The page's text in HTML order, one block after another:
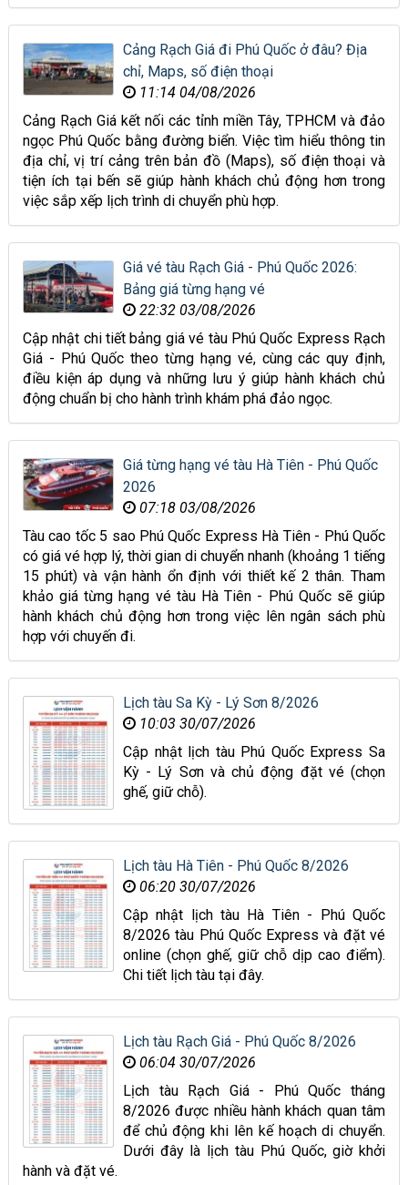
Cảng Rạch Giá đi Phú Quốc ở đâu? Địa
chỉ, Maps, số điện thoại
11:14 04/08/2026
Cảng Rạch Giá kết nối các tỉnh miền Tây, TPHCM và đảo
ngọc Phú Quốc bằng đường biển. Việc tìm hiểu thông tin
địa chỉ, vị trí cảng trên bản đồ (Maps), số điện thoại và
tiện ích tại bến sẽ giúp hành khách chủ động hơn trong
việc sắp xếp lịch trình di chuyển phù hợp.
Giá vé tàu Rạch Giá - Phú Quốc 2026:
Bảng giá từng hạng vé
22:32 03/08/2026
Cập nhật chi tiết bảng giá vé tàu Phú Quốc Express Rạch
Giá - Phú Quốc theo từng hạng vé, cùng các quy định,
điều kiện áp dụng và những lưu ý giúp hành khách chủ
động chuẩn bị cho hành trình khám phá đảo ngọc.
Giá từng hạng vé tàu Hà Tiên - Phú Quốc
2026
07:18 03/08/2026
Tàu cao tốc 5 sao Phú Quốc Express Hà Tiên - Phú Quốc
có giá vé hợp lý, thời gian di chuyển nhanh (khoảng 1 tiếng
15 phút) và vận hành ổn định với thiết kế 2 thân. Tham
khảo giá từng hạng vé tàu Hà Tiên - Phú Quốc sẽ giúp
hành khách chủ động hơn trong việc lên ngân sách phù
hợp với chuyến đi.
Lịch tàu Sa Kỳ - Lý Sơn 8/2026
10:03 30/07/2026
Cập nhật lịch tàu Phú Quốc Express Sa
Kỳ - Lý Sơn và chủ động đặt vé (chọn
ghế, giữ chỗ).
Lịch tàu Hà Tiên - Phú Quốc 8/2026
06:20 30/07/2026
Cập nhật lịch tàu Hà Tiên - Phú Quốc
8/2026 tàu Phú Quốc Express và đặt vé
online (chọn ghế, giữ chỗ dịp cao điểm).
Chi tiết lịch tàu tại đây.
Lịch tàu Rạch Giá - Phú Quốc 8/2026
06:04 30/07/2026
Lịch tàu Rạch Giá - Phú Quốc tháng
8/2026 được nhiều hành khách quan tâm
để chủ động khi lên kế hoạch di chuyển.
Dưới đây là lịch tàu Phú Quốc, giờ khởi
hành và đặt vé.